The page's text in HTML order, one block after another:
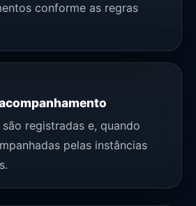
conforme as regras
registradas e, quando
pelas instâncias